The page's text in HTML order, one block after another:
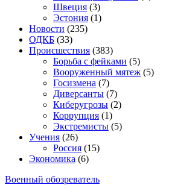
Швеция (3)
Эстония (1)
Новости (235)
ОДКБ (33)
Происшествия (383)
Борьба с фейками (5)
Вооруженный мятеж (5)
Госизмена (7)
Диверсанты (7)
Киберугрозы (2)
Коррупция (1)
Экстремисты (5)
Учения (26)
Россия (15)
Экономика (6)
Военный обозреватель